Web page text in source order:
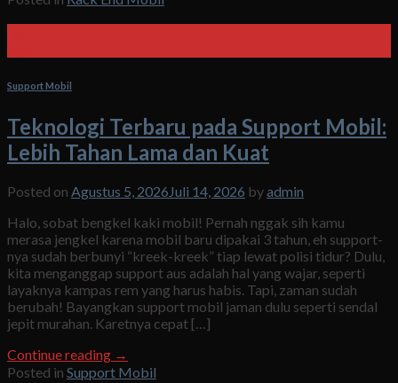
Support Mobil
Teknologi Terbaru pada Support Mobil:
Lebih Tahan Lama dan Kuat
Posted on Agustus 5, 2026Juli 14, 2026 byadmin
Halo, sobat bengkel kaki mobil! Pernah nggak sih kamu
merasa jengkel karena mobil baru dipakai 3 tahun, eh support-
nya sudah berbunyi “kreek-kreek” tiap lewat polisi tidur? Dulu,
kita menganggap support aus adalah hal yang wajar, seperti
layaknya kampas rem yang harus habis. Tapi, zaman sudah
berubah! Bayangkan support mobil jaman dulu seperti sendal
jepit murahan. Karetnya cepat […]
Continue reading →
Posted in Support Mobil